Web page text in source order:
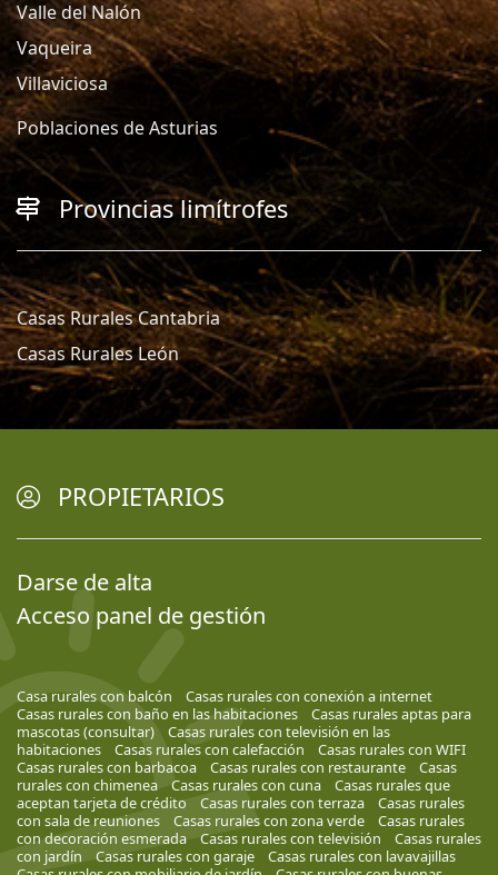
Valle del Nalón
Vaqueira
Villaviciosa
Poblaciones de Asturias
Provincias limítrofes
Casas Rurales Cantabria
Casas Rurales León
PROPIETARIOS
Darse de alta
Acceso panel de gestión
Casa rurales con balcón
Casas rurales con conexión a internet
Casas rurales con baño en las habitaciones
Casas rurales aptas para
mascotas (consultar)
Casas rurales con televisión en las
habitaciones
Casas rurales con calefacción
Casas rurales con WIFI
Casas rurales con barbacoa
Casas rurales con restaurante
Casas
rurales con chimenea
Casas rurales con cuna
Casas rurales que
aceptan tarjeta de crédito
Casas rurales con terraza
Casas rurales
con sala de reuniones
Casas rurales con zona verde
Casas rurales
con decoración esmerada
Casas rurales con televisión
Casas rurales
con jardín
Casas rurales con garaje
Casas rurales con lavavajillas